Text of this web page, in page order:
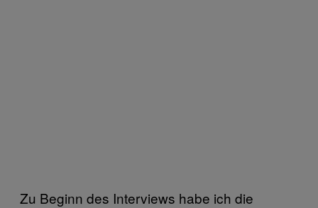
Zu Beginn des Interviews habe ich die